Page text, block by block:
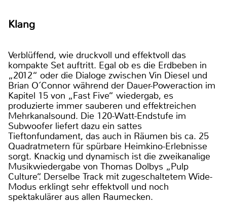
Klang
Verblüffend, wie druckvoll und effektvoll das
kompakte Set auftritt. Egal ob es die Erdbeben in
„2012“ oder die Dialoge zwischen Vin Diesel und
Brian O´Connor während der Dauer-Poweraction im
Kapitel 15 von „Fast Five“ wiedergab, es
produzierte immer sauberen und effektreichen
Mehrkanalsound. Die 120-Watt-Endstufe im
Subwoofer liefert dazu ein sattes
Tieftonfundament, das auch in Räumen bis ca. 25
Quadratmetern für spürbare Heimkino-Erlebnisse
sorgt. Knackig und dynamisch ist die zweikanalige
Musikwiedergabe von Thomas Dolbys „Pulp
Culture“. Derselbe Track mit zugeschaltetem Wide-
Modus erklingt sehr effektvoll und noch
spektakulärer aus allen Raumecken.